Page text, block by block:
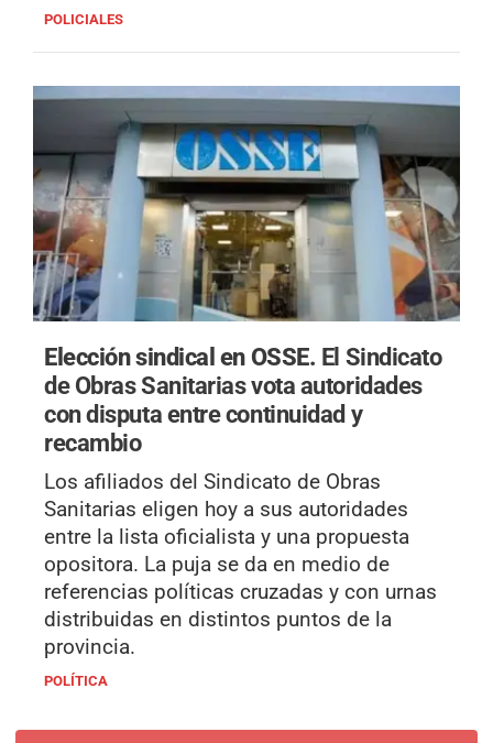
POLICIALES
Elección sindical en OSSE. El Sindicato
de Obras Sanitarias vota autoridades
con disputa entre continuidad y
recambio
Los afiliados del Sindicato de Obras
Sanitarias eligen hoy a sus autoridades
entre la lista oficialista y una propuesta
opositora. La puja se da en medio de
referencias políticas cruzadas y con urnas
distribuidas en distintos puntos de la
provincia.
POLÍTICA